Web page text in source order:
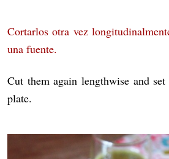
Cortarlos otra vez
una fuente.
Cut them again lengthwise and
plate.